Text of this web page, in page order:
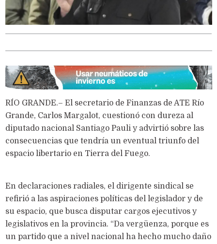
RÍO GRANDE.– El secretario de Finanzas de ATE Río
Grande, Carlos Margalot, cuestionó con dureza al
diputado nacional Santiago Pauli y advirtió sobre las
consecuencias que tendría un eventual triunfo del
espacio libertario en Tierra del Fuego.
En declaraciones radiales, el dirigente sindical se
refirió a las aspiraciones políticas del legislador y de
su espacio, que busca disputar cargos ejecutivos y
legislativos en la provincia. “Da vergüenza, porque es
un partido que a nivel nacional ha hecho mucho daño